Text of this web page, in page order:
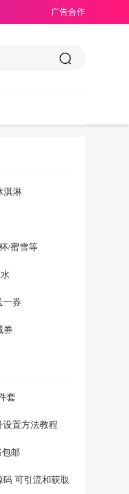
广告合作
淇淋
/蜜雪等
一券
券
套
置方法教程
邮
可引流和获取